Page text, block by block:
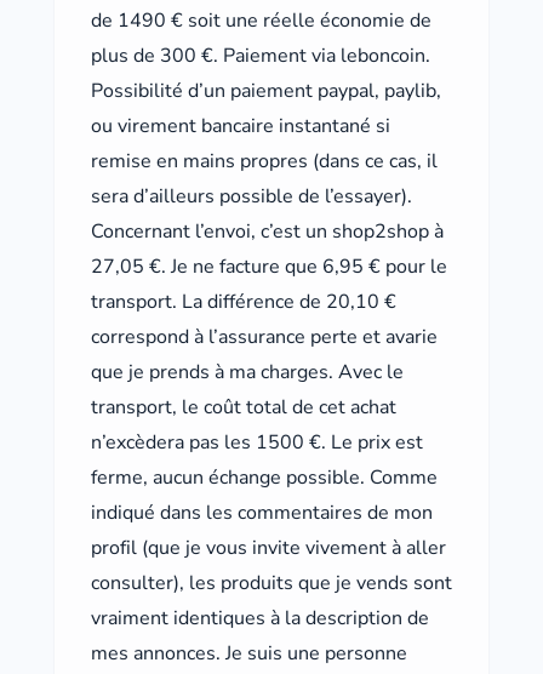
de 1490 € soit une réelle économie de
plus de 300 €. Paiement via leboncoin.
Possibilité d’un paiement paypal, paylib,
ou virement bancaire instantané si
remise en mains propres (dans ce cas, il
sera d’ailleurs possible de l’essayer).
Concernant l’envoi, c’est un shop2shop à
27,05 €. Je ne facture que 6,95 € pour le
transport. La différence de 20,10 €
correspond à l’assurance perte et avarie
que je prends à ma charges. Avec le
transport, le coût total de cet achat
n’excèdera pas les 1500 €. Le prix est
ferme, aucun échange possible. Comme
indiqué dans les commentaires de mon
profil (que je vous invite vivement à aller
consulter), les produits que je vends sont
vraiment identiques à la description de
mes annonces. Je suis une personne